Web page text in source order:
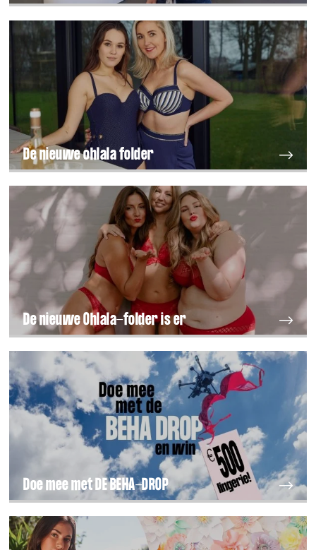
De nieuwe ohlala folder
De nieuwe Ohlala-folder is er
Doe mee met DE BEHA-DROP